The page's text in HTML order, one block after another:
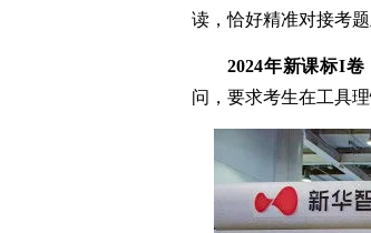
读，恰好精准对接考题
2024年新课标I卷
问，要求考生在工具